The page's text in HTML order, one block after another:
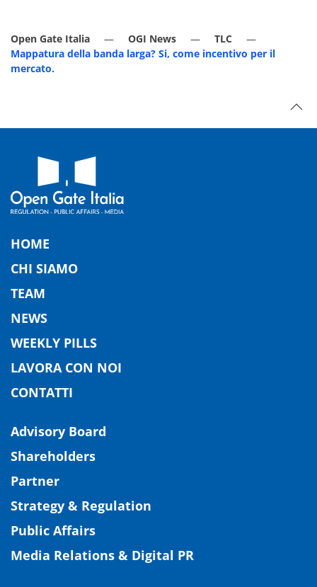
Open Gate Italia OGI News
TLC
Mappatura della banda larga? Si, come incentivo per il
mercato.
HOME
CHI SIAMO
TEAM
NEWS
WEEKLY PILLS
LAVORA CON NOI
CONTATTI
Advisory Board
Shareholders
Partner
Strategy & Regulation
Public Affairs
Media Relations & Digital PR